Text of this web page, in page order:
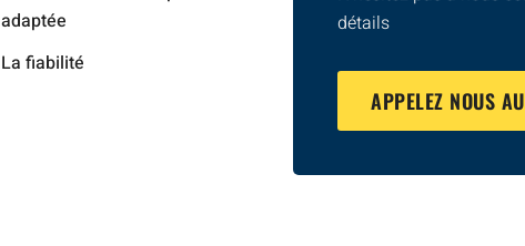
adaptée
La fiabilité
détails
APPELEZ NOUS AU